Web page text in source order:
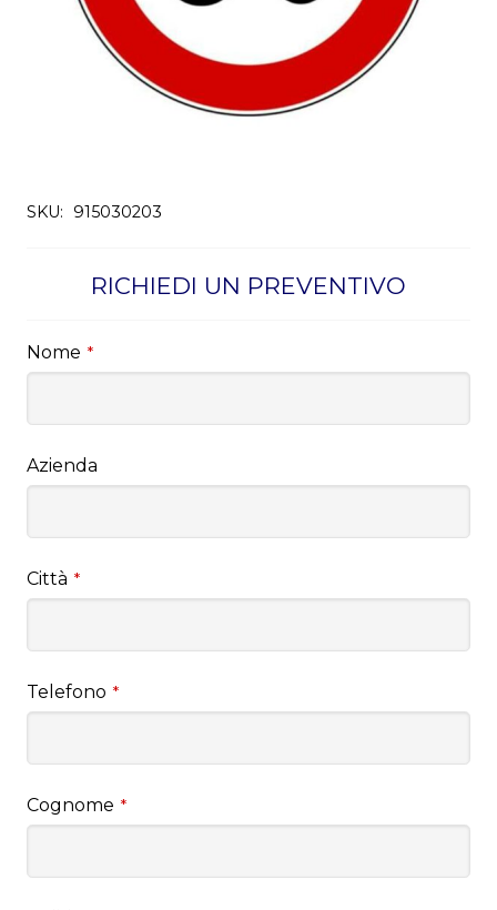
SKU: 915030203
RICHIEDI UN PREVENTIVO
Nome *
Azienda
Città *
Telefono *
Cognome *